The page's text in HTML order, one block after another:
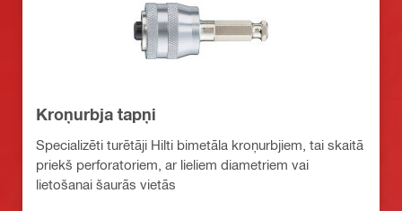
Kroņurbja tapņi
Specializēti turētāji Hilti bimetāla kroņurbjiem, tai skaitā
priekš perforatoriem, ar lieliem diametriem vai
lietošanai šaurās vietās